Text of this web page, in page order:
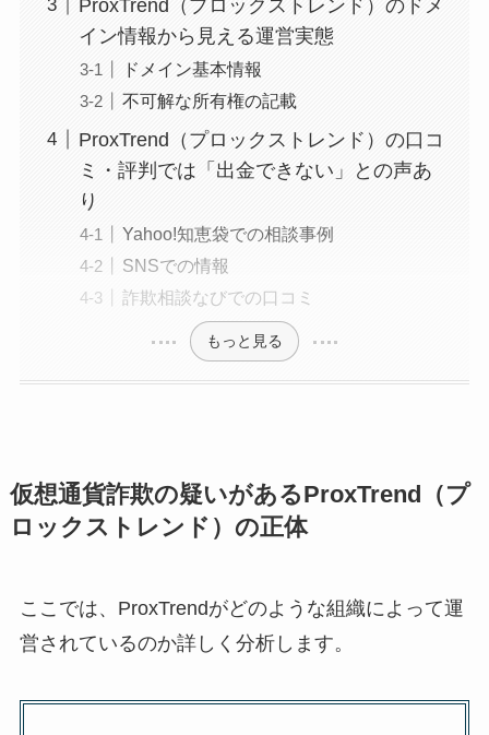
ProxTrend（プロックストレンド）のドメ
イン情報から見える運営実態
ドメイン基本情報
不可解な所有権の記載
ProxTrend（プロックストレンド）の口コ
ミ・評判では「出金できない」との声あ
り
Yahoo!知恵袋での相談事例
SNSでの情報
詐欺相談なびでの口コミ
もっと見る
仮想通貨詐欺の疑いがあるProxTrend（プ
ロックストレンド）の正体
ここでは、ProxTrendがどのような組織によって運
営されているのか詳しく分析します。